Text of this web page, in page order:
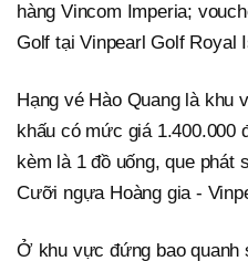
hàng Vincom Imperia;
Golf tại Vinpearl Golf Royal
Hạng vé Hào Quang là khu
khấu có mức giá 1.400.000
kèm là 1 đồ uống, que phát
Cưỡi ngựa Hoàng gia -
Ở khu vực đứng bao quanh